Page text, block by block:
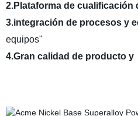
2.Plataforma de cualificación
3.integración de procesos y
equipos"
4.Gran calidad de producto y